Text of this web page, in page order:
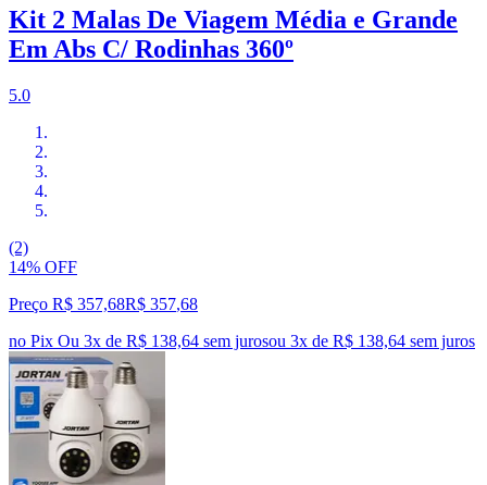
Kit 2 Malas De Viagem Média e Grande
Em Abs C/ Rodinhas 360º
5.0
(2)
14% OFF
Preço R$ 357,68R$ 357,68
no Pix Ou 3x de R$ 138,64 sem jurosou 3x de R$ 138,64 sem juros